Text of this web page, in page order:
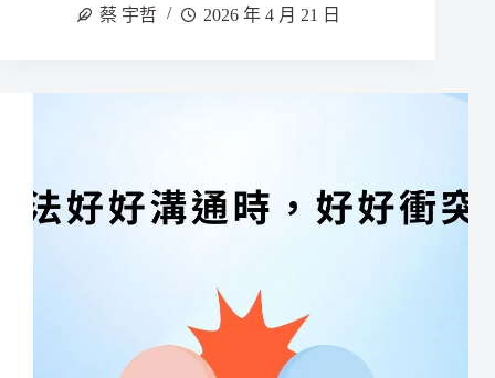
蔡 宇哲
2026 年 4 月 21 日